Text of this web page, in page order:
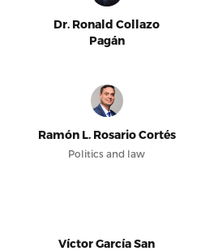
Dr. Ronald Collazo
Pagán
Ramón L. Rosario Cortés
Politics and law
Víctor García San